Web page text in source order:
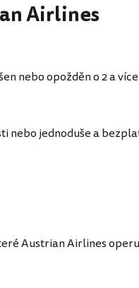
Airlines
nebo opožděn o 2 a
nebo jednoduše a
Austrian Airlines